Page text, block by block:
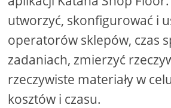
utworzyć, skonfigurować i
operatorów sklepów, czas
zadaniach, zmierzyć
rzeczywiste materiały w
kosztów i czasu.